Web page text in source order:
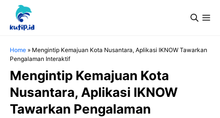
Langsung
Home » Mengintip Kemajuan Kota Nusantara, Aplikasi IKNOW Tawarkan
Pengalaman Interaktif
Mengintip Kemajuan Kota
Nusantara, Aplikasi IKNOW
Tawarkan Pengalaman